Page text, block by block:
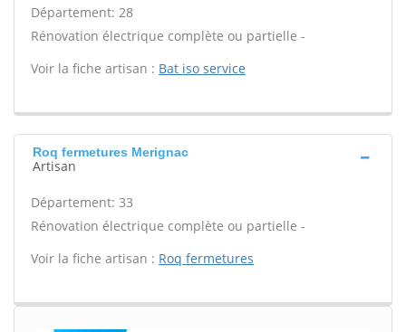
Département: 28
Rénovation électrique complète ou partielle -
Voir la fiche artisan : Bat iso service
Roq fermetures Merignac
Artisan
Département: 33
Rénovation électrique complète ou partielle -
Voir la fiche artisan : Roq fermetures